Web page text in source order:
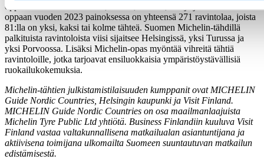
oppaaseen kuuluvat Ruotsi, Suomi, Tanska, Norja ja Islanti. Nordic-
oppaan vuoden 2023 painoksessa on yhteensä 271 ravintolaa, joista
81:lla on yksi, kaksi tai kolme tähteä. Suomen Michelin-tähdillä
palkituista ravintoloista viisi sijaitsee Helsingissä, yksi Turussa ja
yksi Porvoossa. Lisäksi Michelin-opas myöntää vihreitä tähtiä
ravintoloille, jotka tarjoavat ensiluokkaisia ympäristöystävällisiä
ruokailukokemuksia.
Michelin-tähtien julkistamistilaisuuden kumppanit ovat MICHELIN
Guide Nordic Countries, Helsingin kaupunki ja Visit Finland.
MICHELIN Guide Nordic Countries on osa maailmanlaajuista
Michelin Tyre Public Ltd yhtiötä. Business Finlandiin kuuluva Visit
Finland vastaa valtakunnallisena matkailualan asiantuntijana ja
aktiivisena toimijana ulkomailta Suomeen suuntautuvan matkailun
edistämisestä.